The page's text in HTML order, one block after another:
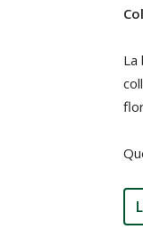
La